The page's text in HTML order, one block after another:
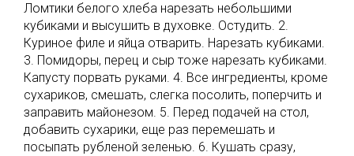
Ломтики белого хлеба нарезать небольшими
кубиками и высушить в духовке. Остудить. 2.
Куриное филе и яйца отварить. Нарезать кубиками.
3. Помидоры, перец и сыр тоже нарезать кубиками.
Капусту порвать руками. 4. Все ингредиенты, кроме
сухариков, смешать, слегка посолить, поперчить и
заправить майонезом. 5. Перед подачей на стол,
добавить сухарики, еще раз перемешать и
посыпать рубленой зеленью. 6. Кушать сразу,